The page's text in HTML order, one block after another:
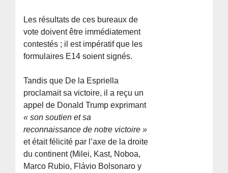
Les résultats de ces bureaux de
vote doivent être immédiatement
contestés ; il est impératif que les
formulaires E14 soient signés.
Tandis que De la Espriella
proclamait sa victoire, il a reçu un
appel de Donald Trump exprimant
« son soutien et sa
reconnaissance de notre victoire »
et était félicité par l’axe de la droite
du continent (Milei, Kast, Noboa,
Marco Rubio, Flávio Bolsonaro y